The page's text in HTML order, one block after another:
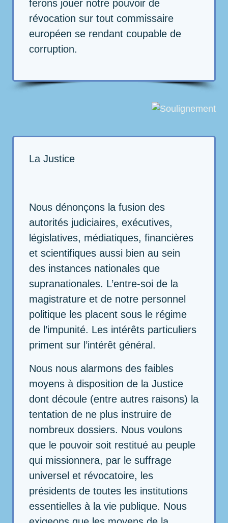
ferons jouer notre pouvoir de
révocation sur tout commissaire
européen se rendant coupable de
corruption.
La Justice
Nous dénonçons la fusion des
autorités judiciaires, exécutives,
législatives, médiatiques, financières
et scientifiques aussi bien au sein
des instances nationales que
supranationales. L’entre-soi de la
magistrature et de notre personnel
politique les placent sous le régime
de l’impunité. Les intérêts particuliers
priment sur l’intérêt général.
Nous nous alarmons des faibles
moyens à disposition de la Justice
dont découle (entre autres raisons) la
tentation de ne plus instruire de
nombreux dossiers. Nous voulons
que le pouvoir soit restitué au peuple
qui missionnera, par le suffrage
universel et révocatoire, les
présidents de toutes les institutions
essentielles à la vie publique. Nous